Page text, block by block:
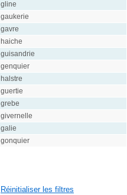
gline
gaukerie
gavre
haiche
guisandrie
genquier
halstre
guertie
grebe
givernelle
galie
gonquier
Réinitialiser les filtres